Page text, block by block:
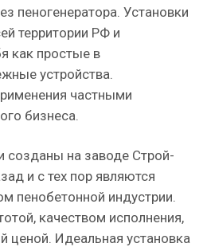
пеногенератора. Установки
территории РФ и
как простые в
устройства.
частными
бизнеса.
созданы на заводе Строй-
и с тех пор являются
пенобетонной индустрии.
качеством исполнения,
ценой. Идеальная установка